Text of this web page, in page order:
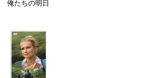
俺たちの明日